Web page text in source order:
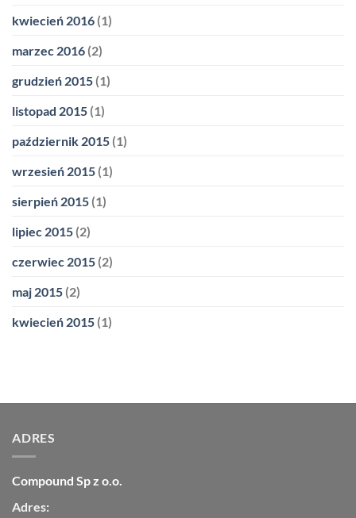
kwiecień 2016 (1)
marzec 2016 (2)
grudzień 2015 (1)
listopad 2015 (1)
październik 2015 (1)
wrzesień 2015 (1)
sierpień 2015 (1)
lipiec 2015 (2)
czerwiec 2015 (2)
maj 2015 (2)
kwiecień 2015 (1)
ADRES
Compound Sp z o.o.
Adres: